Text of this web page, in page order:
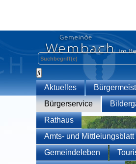
Aktuelles
Bürgerservice
Rathaus
Amts- und Mittleiungsblatt
Gemeindeleben